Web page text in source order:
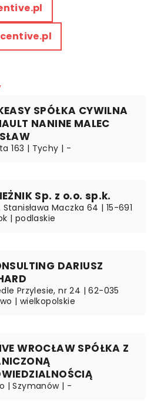
SPÓŁKA CYWILNA
NANINE MALEC
163 | Tychy | -
Sp. z o.o. sp.k.
Maczka 64 | 15-691
| podlaskie
DARIUSZ
Przylesie, nr 24 | 62-035
| wielkopolskie
WROCŁAW SPÓŁKA Z
| Szymanów | -